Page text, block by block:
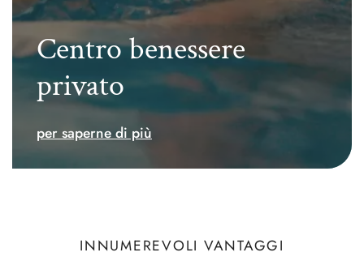
Centro benessere
privato
per saperne di più
INNUMEREVOLI VANTAGGI